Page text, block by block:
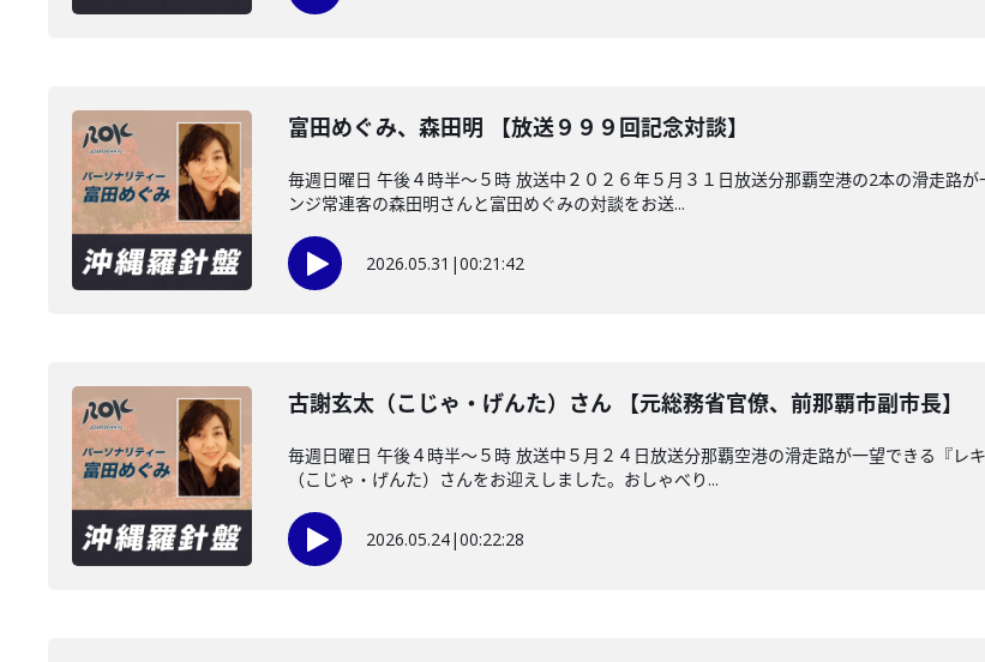
富田めぐみ、森田明 【放送９９９回記念対談】
毎週日曜日 午後４時半～５時 放送中２０２６年５月３１日放送分那覇空港の2本の滑走路
ンジ常連客の森田明さんと富田めぐみの対談をお送...
2026.05.31 |00:21:42
古謝玄太（こじゃ・げんた）さん 【元総務省官僚、前那覇市副市長】
毎週日曜日 午後４時半～５時 放送中５月２４日放送分那覇空港の滑走路が一望できる『
（こじゃ・げんた）さんをお迎えしました。おしゃべり...
2026.05.24|00:22:28